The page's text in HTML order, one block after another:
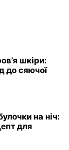
шкіри:
до сяючої
на ніч:
для